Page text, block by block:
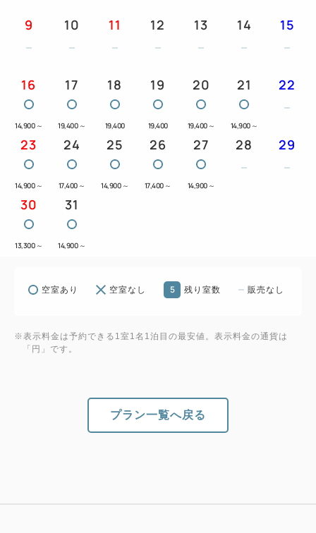
※チェックインの際に必ず駐車券をフロントスタッフ
9 10 11 12 13 14 15
16
14,900 ～
17
19,400 ～
18
19,400
19
19,400
20
19,400 ～
21
14,900 ～
22
23
14,900 ～
24
17,400 ～
25
14,900 ～
26
17,400 ～
27
14,900 ～
28 29
30
13,300 ～
31
14,900 ～
空室あり 空室なし 5 残り室数 販売なし
※表示料金は予約できる1室1名1泊目の最安値。表示料金の通貨は
「円」です。
プラン一覧へ戻る